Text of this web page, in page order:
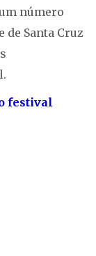
número
Santa Cruz
festival